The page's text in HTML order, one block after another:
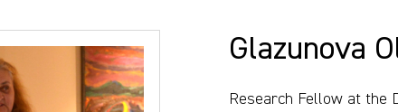
Glazunova
Research Fellow at the